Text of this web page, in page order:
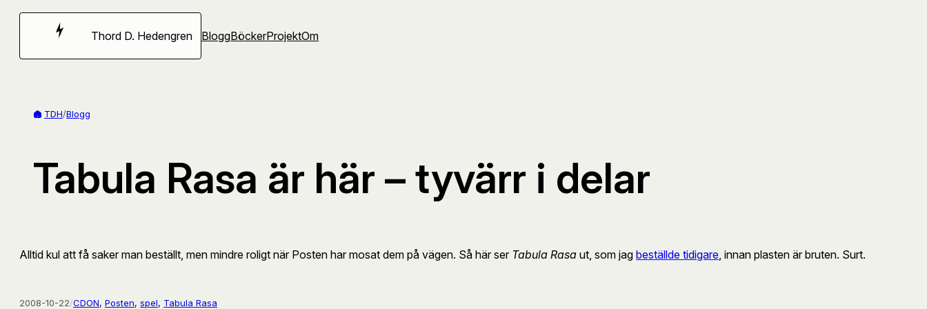
Hoppa
Thord D. Hedengren BloggBöckerProjektOm
TDH/Blogg
Tabula Rasa är här – tyvärr i delar
Alltid kul att få saker man beställt, men mindre roligt när Posten har mosat dem på vägen. Så här ser Tabula Rasa ut, som jag beställde tidigare , innan plasten är bruten. Surt.
2008-10-22/CDON, Posten, spel, Tabula Rasa